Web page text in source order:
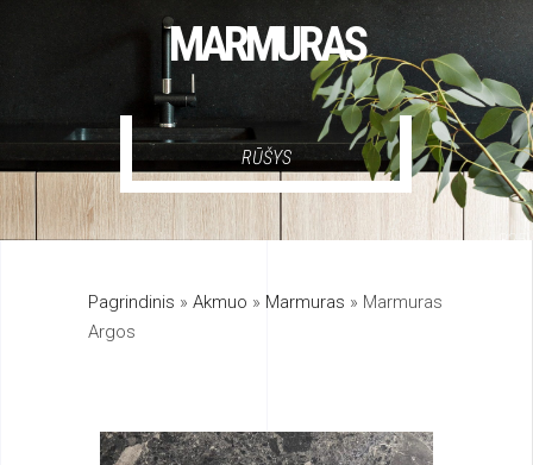
MARMURAS
RŪŠYS
325
895
Pagrindinis » Akmuo » Marmuras » Marmuras
Argos